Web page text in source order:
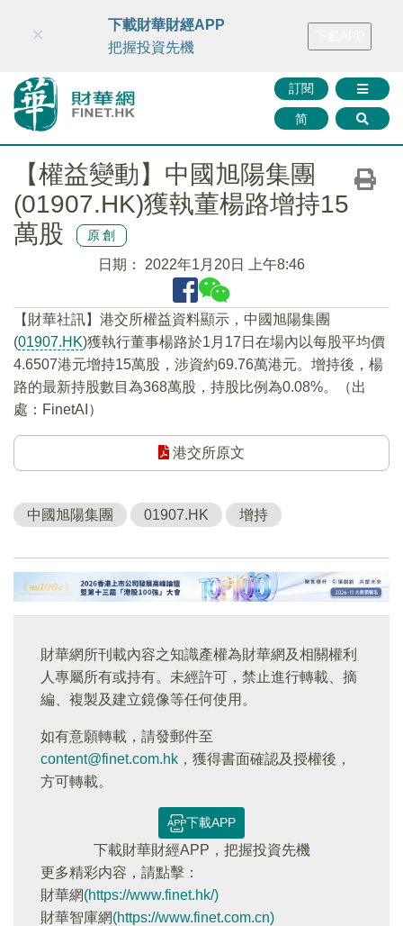
財華智庫網 FINTV FINMETA 財華證券 媒體矩陣
訂閱
简
×
下載財華財經APP
把握投資先機
【權益變動】中國旭陽集團
(01907.HK)獲執董楊路增持15
萬股
原創
日期： 2022年1月20日 上午8:46
【財華社訊】港交所權益資料顯示，中國旭陽集團
(01907.HK)獲執行董事楊路於1月17日在場內以每股平均價
4.6507港元增持15萬股，涉資約69.76萬港元。增持後，楊
路的最新持股數目為368萬股，持股比例為0.08%。（出
處：FinetAI）
港交所原文
中國旭陽集團 01907.HK 增持
財華網所刊載內容之知識產權為財華網及相關權利
人專屬所有或持有。未經許可，禁止進行轉載、摘
編、複製及建立鏡像等任何使用。
如有意願轉載，請發郵件至
content@finet.com.hk ，獲得書面確認及授權後，
方可轉載。
下載APP
下載財華財經APP，把握投資先機
更多精彩内容，請點擊：
財華網(https://www.finet.hk/)
財華智庫網(https://www.finet.com.cn)